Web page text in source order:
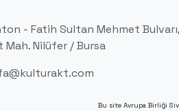
- Fatih Sultan Mehmet Bulvarı,
Mah. Nilüfer / Bursa
Bu site Avrupa Birliği